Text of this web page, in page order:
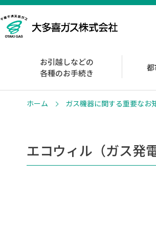
お引越しなどの
各種のお手続き
ホーム ガス機器に関する重要なお
エコウィル（ガス発